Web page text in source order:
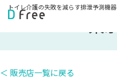
トイレ介護の失敗を減らす排泄予測機器
＜ 販売店一覧に戻る